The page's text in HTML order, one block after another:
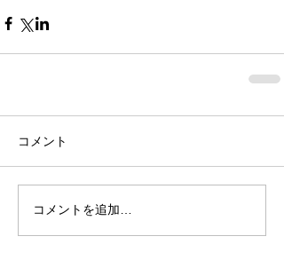
コメント
コメントを追加…